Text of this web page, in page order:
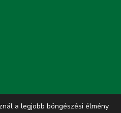
a legjobb böngészési élmény